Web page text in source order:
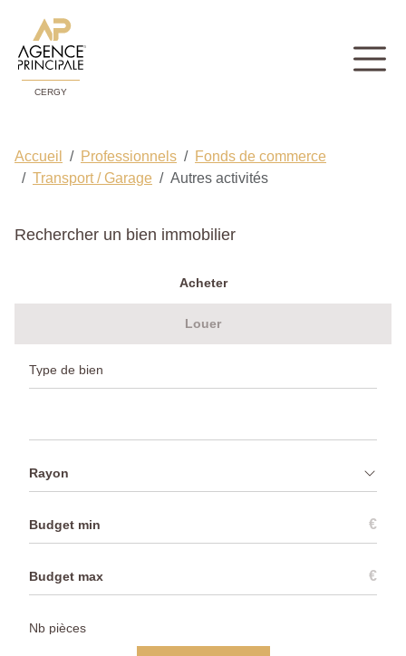
CERGY
Accueil Professionnels
Fonds de commerce
Transport / Garage
Autres activités
Rechercher un bien immobilier
Acheter
Louer
Rayon
€
€